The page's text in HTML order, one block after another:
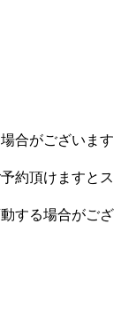
合がございます
約頂けますとス
する場合がござ